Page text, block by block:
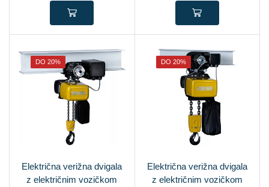
DO 20%
Električna verižna dvigala
z električnim vozičkom
DO 20%
Električna verižna dvigala
z električnim vozičkom